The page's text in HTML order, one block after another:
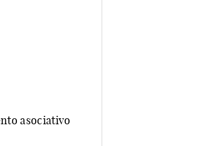
asociativo